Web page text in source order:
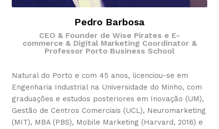
Pedro Barbosa
CEO & Founder de Wise Pirates e E-
commerce & Digital Marketing Coordinator &
Professor Porto Business School
Natural do Porto e com 45 anos, licenciou-se em
Engenharia Industrial na Universidade do Minho, com
graduações e estudos posteriores em Inovação (UM),
Gestão de Centros Comerciais (UCL), Neuromarketing
(MIT), MBA (PBS), Mobile Marketing (Harvard, 2016) e